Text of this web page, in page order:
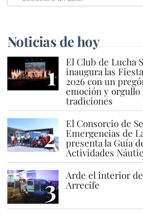
Noticias de hoy
1 El Club de Lucha
inaugura las
2026 con un
emoción y orgullo
tradiciones
2 El Consorcio de
Emergencias de
presenta la Guía
Actividades
3 Arde el interior
Arrecife